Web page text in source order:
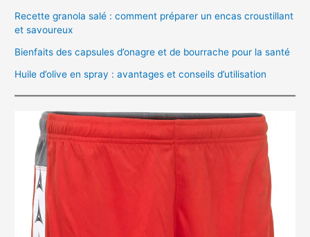
Recette granola salé : comment préparer un encas croustillant
et savoureux
Bienfaits des capsules d’onagre et de bourrache pour la santé
Huile d’olive en spray : avantages et conseils d’utilisation